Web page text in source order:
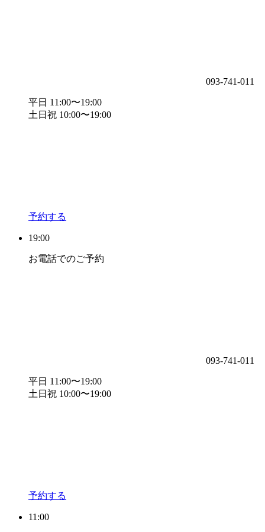
093-741-011
平日 11:00〜19:00
土日祝 10:00〜19:00
予約する
19:00
お電話でのご予約
093-741-011
平日 11:00〜19:00
土日祝 10:00〜19:00
予約する
11:00